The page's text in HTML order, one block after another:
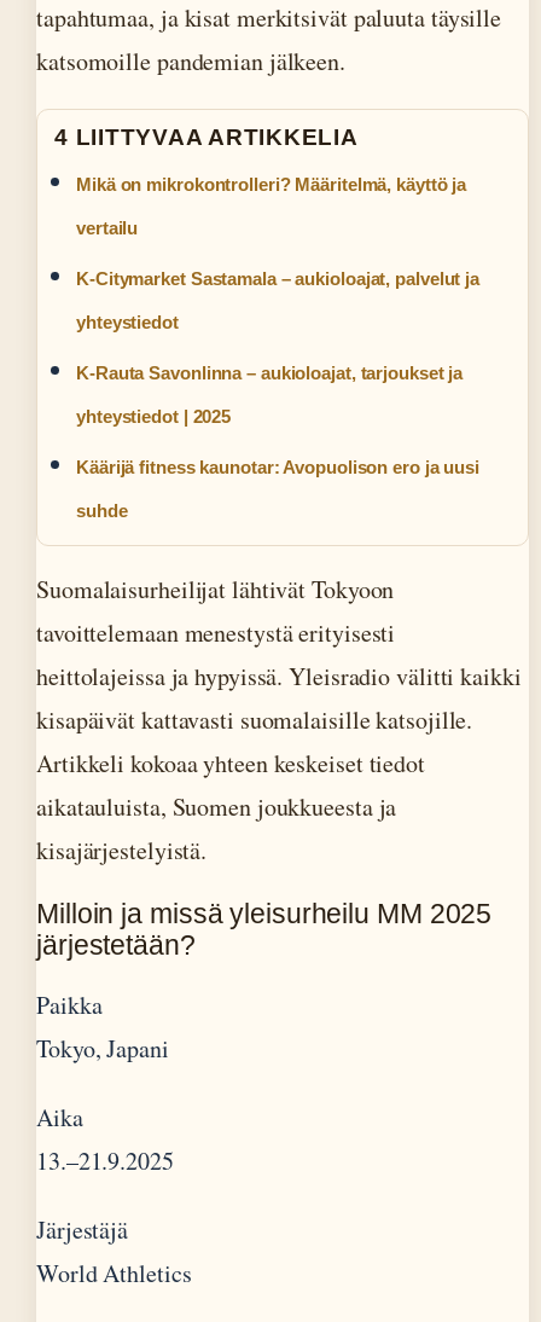
tapahtumaa, ja kisat merkitsivät paluuta täysille
katsomoille pandemian jälkeen.
4 LIITTYVAA ARTIKKELIA
Mikä on mikrokontrolleri? Määritelmä, käyttö ja
vertailu
K-Citymarket Sastamala – aukioloajat, palvelut ja
yhteystiedot
K-Rauta Savonlinna – aukioloajat, tarjoukset ja
yhteystiedot | 2025
Käärijä fitness kaunotar: Avopuolison ero ja uusi
suhde
Suomalaisurheilijat lähtivät Tokyoon
tavoittelemaan menestystä erityisesti
heittolajeissa ja hypyissä. Yleisradio välitti kaikki
kisapäivät kattavasti suomalaisille katsojille.
Artikkeli kokoaa yhteen keskeiset tiedot
aikatauluista, Suomen joukkueesta ja
kisajärjestelyistä.
Milloin ja missä yleisurheilu MM 2025
järjestetään?
Paikka
Tokyo, Japani
Aika
13.–21.9.2025
Järjestäjä
World Athletics